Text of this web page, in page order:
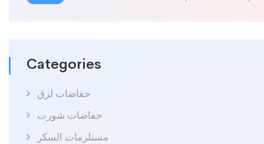
Categories
حفاضات لزق
حفاضات شورت
مستلزمات السكر